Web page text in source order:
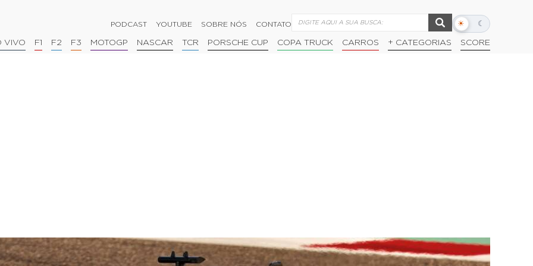
PODCAST YOUTUBE SOBRE NÓS CONTATO ☀ ☾
Alternar
escuro
VIVO F1 F2 F3 MOTOGP NASCAR TCR PORSCHE CUP COPA TRUCK CARROS + CATEGORIAS SCORE